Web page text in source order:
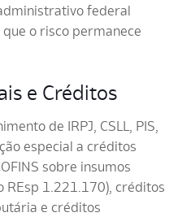
federal
o risco permanece
e Créditos
de IRPJ, CSLL, PIS,
especial a créditos
sobre insumos
REsp 1.221.170), créditos
e créditos